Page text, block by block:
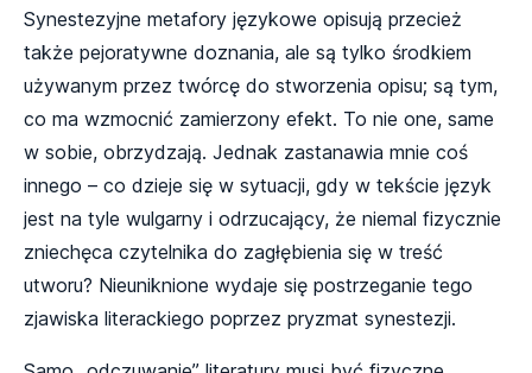
Synestezyjne metafory językowe opisują przecież
także pejoratywne doznania, ale są tylko środkiem
używanym przez twórcę do stworzenia opisu; są tym,
co ma wzmocnić zamierzony efekt. To nie one, same
w sobie, obrzydzają. Jednak zastanawia mnie coś
innego – co dzieje się w sytuacji, gdy w tekście język
jest na tyle wulgarny i odrzucający, że niemal fizycznie
zniechęca czytelnika do zagłębienia się w treść
utworu? Nieuniknione wydaje się postrzeganie tego
zjawiska literackiego poprzez pryzmat synestezji.